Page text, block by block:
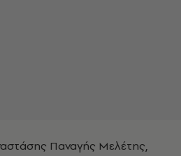
Παναγής Μελέτης,